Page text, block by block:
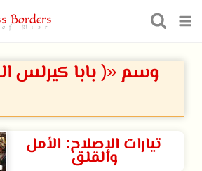
Borders
Misr
وسم «( بابا كيرلس
تيارات الإصلاح: الأمل
والقلق